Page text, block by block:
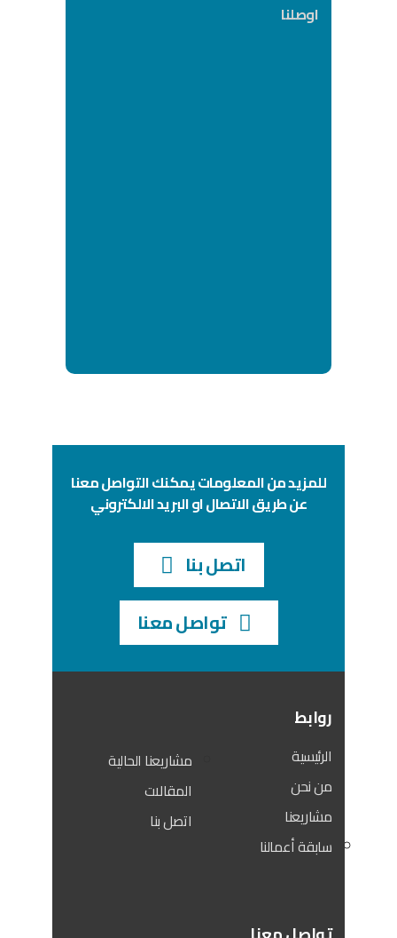
اوصلنا
للمزيد من المعلومات يمكنك التواصل معنا
عن طريق الاتصال او البريد الالكتروني
اتصل بنا
تواصل معنا
روابط
الرئيسية
من نحن
مشاريعنا
سابقة أعمالنا
مشاريعنا الحالية
المقالات
اتصل بنا